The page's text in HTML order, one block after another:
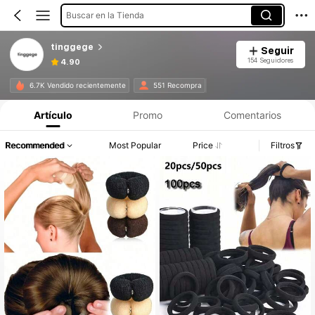
Buscar en la Tienda
tinggege
4.90
Seguir
154 Seguidores
6.7K Vendido recientemente 551 Recompra
Artículo Promo Comentarios
Recommended Most Popular Price Filtros